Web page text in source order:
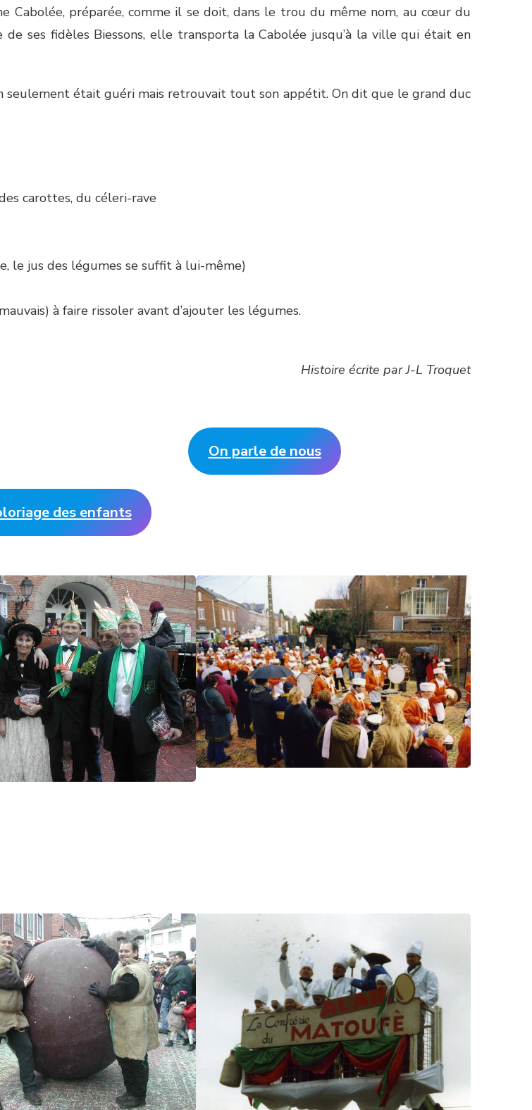
Cabolée, préparée, comme il se doit, dans le trou du même nom, au cœur du
de ses fidèles Biessons, elle transporta la Cabolée jusqu’à la ville qui était en
seulement était guéri mais retrouvait tout son appétit. On dit que le grand duc
carottes, du céleri-rave
le jus des légumes se suffit à lui-même)
à faire rissoler avant d’ajouter les légumes.
Histoire écrite par J-L Troquet
On parle de nous
des enfants